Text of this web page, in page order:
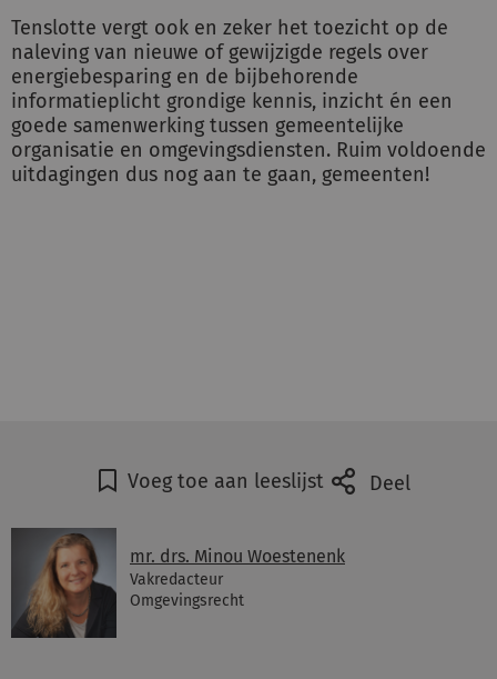
Tenslotte vergt ook en zeker het toezicht op de
naleving van nieuwe of gewijzigde regels over
energiebesparing en de bijbehorende
informatieplicht grondige kennis, inzicht én een
goede samenwerking tussen gemeentelijke
organisatie en omgevingsdiensten. Ruim voldoende
uitdagingen dus nog aan te gaan, gemeenten!
Voeg toe aan leeslijst Deel
mr. drs. Minou Woestenenk
Vakredacteur
Omgevingsrecht